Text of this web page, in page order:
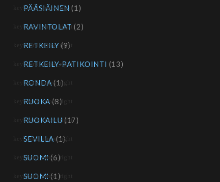
PÄÄSIÄINEN (1)
RAVINTOLAT (2)
RETKEILY (9)
RETKEILY-PATIKOINTI (13)
RONDA (1)
RUOKA (8)
RUOKAILU (17)
SEVILLA (1)
SUOMI (6)
SUOMI (1)